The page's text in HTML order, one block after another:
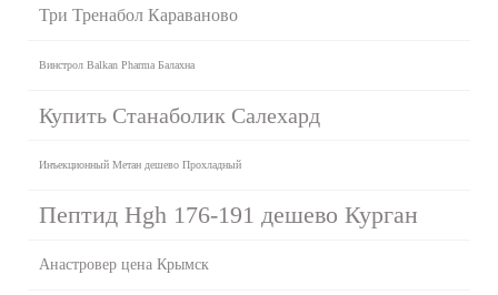
Три Тренабол Караваново
Винстрол Balkan Pharma Балахна
Купить Станаболик Салехард
Инъекционный Метан дешево Прохладный
Пептид Hgh 176-191 дешево Курган
Анастровер цена Крымск